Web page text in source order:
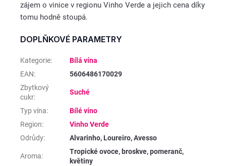
zájem o vinice v regionu Vinho Verde a jejich cena díky
tomu hodně stoupá.
DOPLŇKOVÉ PARAMETRY
Kategorie:
Bílá vína
EAN:
5606486170029
Zbytkový
cukr:
Suché
Typ vína:
Bílé víno
Region:
Vinho Verde
Odrůdy: Alvarinho, Loureiro, Avesso
Aroma:
Tropické ovoce, broskve, pomeranč,
květiny